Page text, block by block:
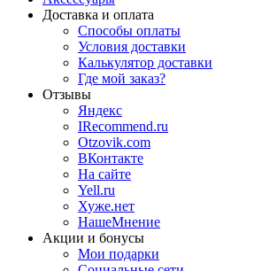
Доставка и оплата
Способы оплаты
Условия доставки
Калькулятор доставки
Где мой заказ?
Отзывы
Яндекс
IRecommend.ru
Otzovik.com
ВКонтакте
На сайте
Yell.ru
Хуже.нет
НашеМнение
Акции и бонусы
Мои подарки